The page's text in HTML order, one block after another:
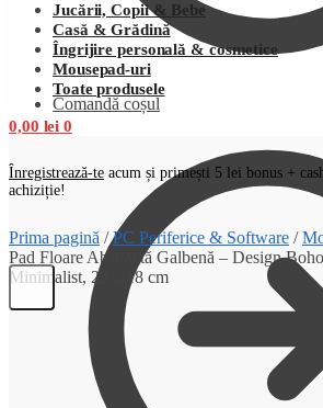
Comandă coșul
Jucării, Copii & Bebe
Casă & Grădină
Îngrijire personală & cosmetice
Mousepad-uri
Toate produsele
0,00 lei 0
Înregistrează-te acum și primești 5 lei bonus +
achiziție!
Prima pagină /PC Periferice & Software /
Pad Floare Abstractă Galbenă – Design
Minimalist, 22 x 18 cm